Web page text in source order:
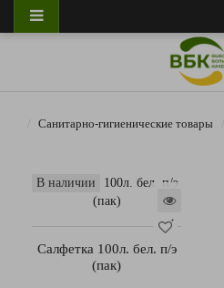
Санитарно-гигиенические товары
В наличии
Салфетка 100л. бел. п/э
(пак)